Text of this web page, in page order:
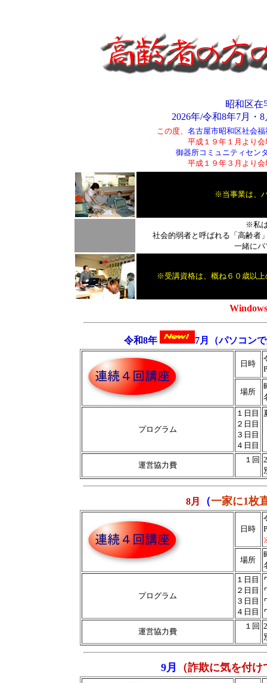
昭和区
2026年/令和8年7月・
この度、 名古屋市昭和区社会福
平成１９年１月より
御器所コミュニティセン
平成１９年３月より
※当事業は、
※私
社会的弱者と呼ばれる「高齢者」
一緒に
※受講資格は、概ね６０歳以
令和8年 7月 （パソコン
日時
場所
プログラム
１日目
２日目
３日目
４日目
運営協力費
１回
8月 （一家に1枚
日時
場所
プログラム
１日目
２日目
３日目
４日目
運営協力費
１回
9月 （詐欺に気を付